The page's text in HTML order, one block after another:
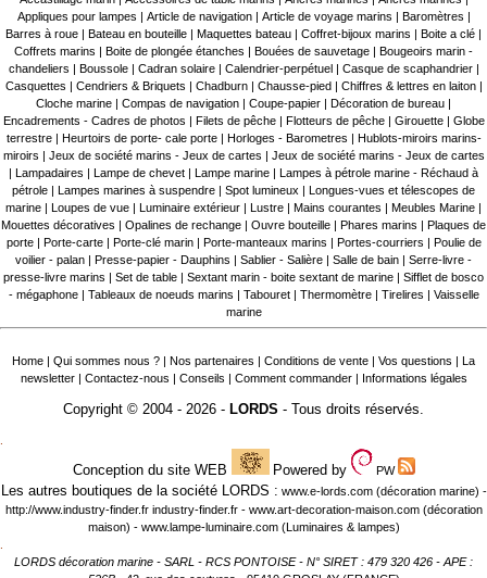
Appliques pour lampes
Article de navigation| Article de voyage marins Baromètres
Barres à roue
Bateau en bouteille Maquettes bateau Coffret-bijoux marins Boite a clé
Coffrets marins
Boite de plongée étanches Bouées de sauvetage
Bougeoirs marin -
chandeliers
Boussole| Cadran solaire| Calendrier-perpétuel Casque de scaphandrier|
Casquettes
Cendriers & Briquets Chadburn| Chausse-pied Chiffres & lettres en laiton|
Cloche marine
Compas de navigation Coupe-papier Décoration de bureau
Encadrements - Cadres de photos
Filets de pêche| Flotteurs de pêche| Girouette| Globe
terrestre| Heurtoirs de porte- cale porte| Horloges - Barometres
Hublots-miroirs marins-
miroirs
Jeux de société marins - Jeux de cartes
Jeux de société marins - Jeux de cartes
Lampadaires Lampe de chevet Lampe marine
Lampes à pétrole marine - Réchaud à
pétrole
Lampes marines à suspendre Spot lumineux
Longues-vues et télescopes de
marine
Loupes de vue Luminaire extérieur Lustre Mains courantes Meubles Marine
Mouettes décoratives
Opalines de rechange Ouvre bouteille Phares marins
Plaques de
porte| Porte-carte| Porte-clé marin Porte-manteaux marins Portes-courriers
Poulie de
voilier - palan
Presse-papier - Dauphins Sablier - Salière Salle de bain
Serre-livre -
presse-livre marins
Set de table Sextant marin - boite sextant de marine
Sifflet de bosco
- mégaphone| Tableaux de noeuds marins Tabouret| Thermomètre| Tirelires
Vaisselle
marine
Home Qui sommes nous ? Nos partenaires Conditions de vente Vos questions
La
newsletter
Contactez-nous Conseils Comment commander Informations légales
Copyright © 2004 - 2026 - LORDS - Tous droits réservés.
.
Conception du site WEB Powered by PW
Les autres boutiques de la société LORDS : www.e-lords.com(décoration marine) -
http://www.industry-finder.frindustry-finder.fr - www.art-decoration-maison.com(décoration
maison) - www.lampe-luminaire.com(Luminaires & lampes)
.
LORDS décoration marine - SARL - RCS PONTOISE - N° SIRET : 479 320 426 - APE :